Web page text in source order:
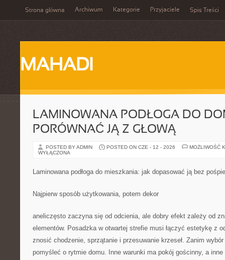
Strona główna Archiwum Kategorie Przyjaciele Spis Treści
MAHADI
LAMINOWANA PODŁOGA DO
PORÓWNAĆ JĄ Z GŁOWĄ
POSTED BY ADMIN POSTED ON CZE - 12 - 2026
MOŻLIWOŚĆ
WYŁĄCZONA
Laminowana podłoga do mieszkania: jak dopasować ją bez
Najpierw sposób użytkowania, potem dekor
aneliczęsto zaczyna się od odcienia, ale dobry efekt zależy od
elementów. Posadzka w otwartej strefie musi łączyć estetykę z
znosić chodzenie, sprzątanie i przesuwanie krzeseł. Zanim
pomyśleć o rytmie domu. Inne warunki ma pokój gościnny, a inne